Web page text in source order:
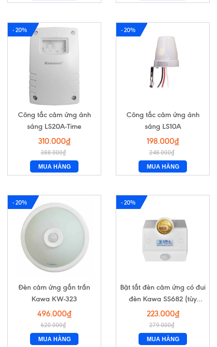
- 20%
Công tắc cảm ứng ánh
sáng LS20A-Time
310.000₫
388.000₫
MUA HÀNG
- 20%
Công tắc cảm ứng ánh
sáng LS10A
198.000₫
248.000₫
MUA HÀNG
- 20%
Đèn cảm ứng gắn trần
Kawa KW-323
496.000₫
620.000₫
MUA HÀNG
- 20%
Bật tắt đèn cảm ứng có đui
đèn Kawa SS682 (tùy
chỉnh)
223.000₫
279.000₫
MUA HÀNG